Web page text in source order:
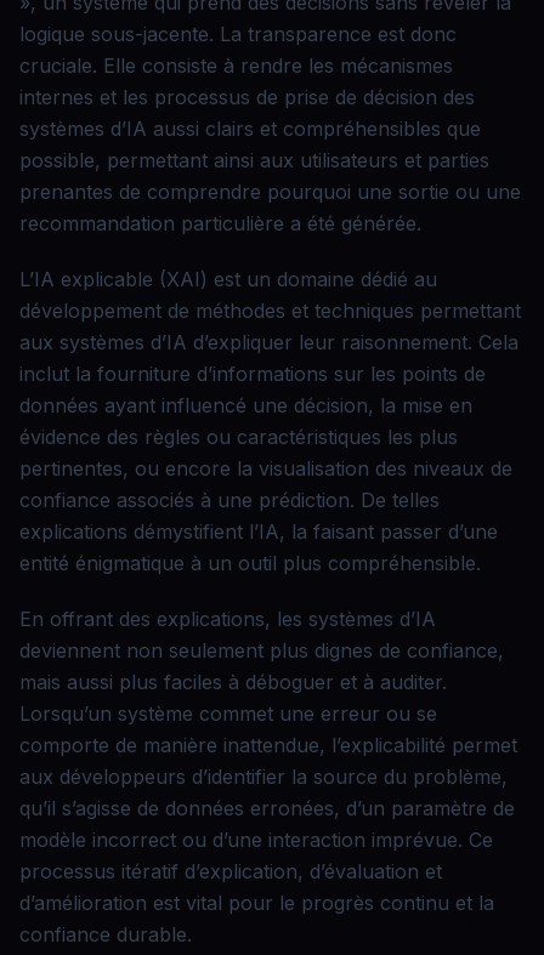
logique sous-jacente. La transparence est donc
cruciale. Elle consiste à rendre les mécanismes
internes et les processus de prise de décision des
systèmes d’IA aussi clairs et compréhensibles que
possible, permettant ainsi aux utilisateurs et parties
prenantes de comprendre pourquoi une sortie ou une
recommandation particulière a été générée.
L’IA explicable (XAI) est un domaine dédié au
développement de méthodes et techniques permettant
aux systèmes d’IA d’expliquer leur raisonnement. Cela
inclut la fourniture d’informations sur les points de
données ayant influencé une décision, la mise en
évidence des règles ou caractéristiques les plus
pertinentes, ou encore la visualisation des niveaux de
confiance associés à une prédiction. De telles
explications démystifient l’IA, la faisant passer d’une
entité énigmatique à un outil plus compréhensible.
En offrant des explications, les systèmes d’IA
deviennent non seulement plus dignes de confiance,
mais aussi plus faciles à déboguer et à auditer.
Lorsqu’un système commet une erreur ou se
comporte de manière inattendue, l’explicabilité permet
aux développeurs d’identifier la source du problème,
qu’il s’agisse de données erronées, d’un paramètre de
modèle incorrect ou d’une interaction imprévue. Ce
processus itératif d’explication, d’évaluation et
d’amélioration est vital pour le progrès continu et la
confiance durable.